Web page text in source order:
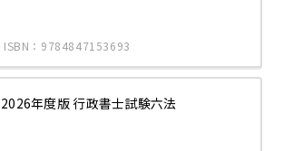
ISBN：9784847153693
2026年度版 行政書士試験六法